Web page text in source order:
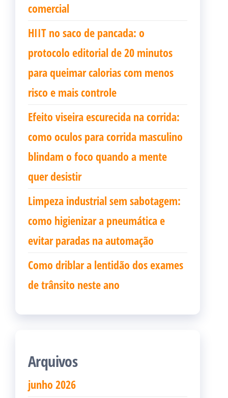
comercial
HIIT no saco de pancada: o
protocolo editorial de 20 minutos
para queimar calorias com menos
risco e mais controle
Efeito viseira escurecida na corrida:
como oculos para corrida masculino
blindam o foco quando a mente
quer desistir
Limpeza industrial sem sabotagem:
como higienizar a pneumática e
evitar paradas na automação
Como driblar a lentidão dos exames
de trânsito neste ano
Arquivos
junho 2026